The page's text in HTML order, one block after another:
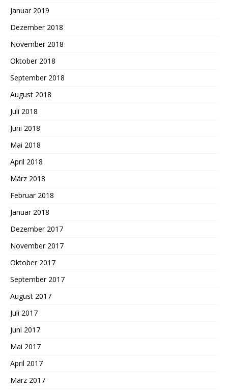
Januar 2019
Dezember 2018
November 2018
Oktober 2018
September 2018
August 2018
Juli 2018
Juni 2018
Mai 2018
April 2018
März 2018
Februar 2018
Januar 2018
Dezember 2017
November 2017
Oktober 2017
September 2017
August 2017
Juli 2017
Juni 2017
Mai 2017
April 2017
März 2017